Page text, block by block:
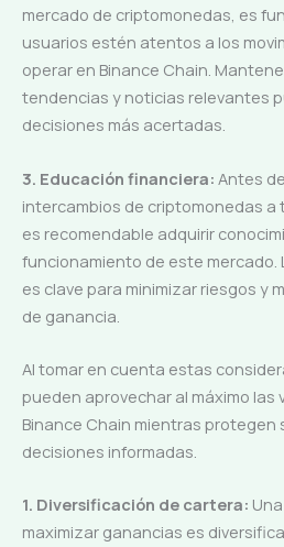
mercado de criptomonedas, es
usuarios estén atentos a los
operar en Binance Chain.
tendencias y noticias relevantes
decisiones más acertadas.
3. Educación financiera: Antes
intercambios de criptomonedas a
es recomendable adquirir
funcionamiento de este mercado.
es clave para minimizar riesgos y
de ganancia.
Al tomar en cuenta estas
pueden aprovechar al máximo
Binance Chain mientras protegen
decisiones informadas.
1. Diversificación de cartera:
maximizar ganancias es